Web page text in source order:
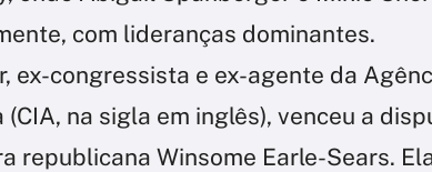
com lideranças dominantes.
ex-congressista e ex-agente da
(CIA, na sigla em inglês), venceu a
republicana Winsome Earle-Sears.